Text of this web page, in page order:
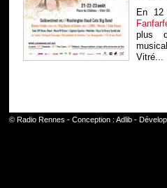
En 12
plus
Vitré...
© Radio Rennes - Conception : Adlib-